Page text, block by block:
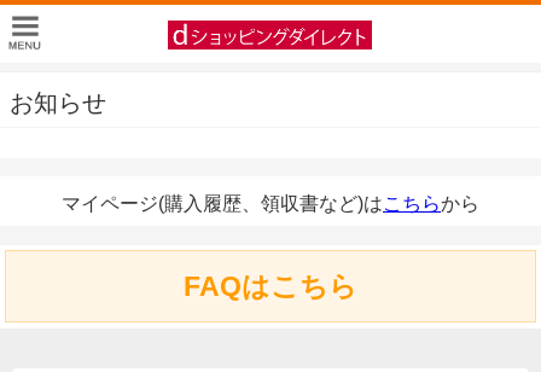
お知らせ
マイページ(購入履歴、領収書など)はこちらから
FAQはこちら